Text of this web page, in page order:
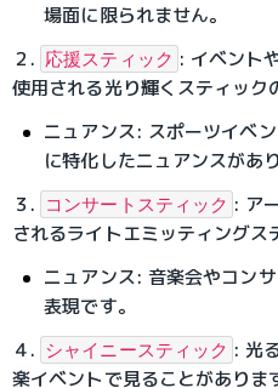
場面に限られません。
２. 応援スティック : イベント
使用される光り輝くスティック
ニュアンス: スポーツイベ
に特化したニュアンスがあ
３.
コンサートスティック : ア
されるライトエミッティングス
ニュアンス: 音楽会やコン
表現です。
４. シャイニースティック : 光
楽イベントで見ることがありま